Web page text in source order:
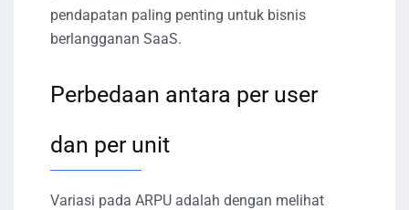
pendapatan paling penting untuk bisnis
berlangganan SaaS.
Perbedaan antara per user
dan per unit
Variasi pada ARPU adalah dengan melihat